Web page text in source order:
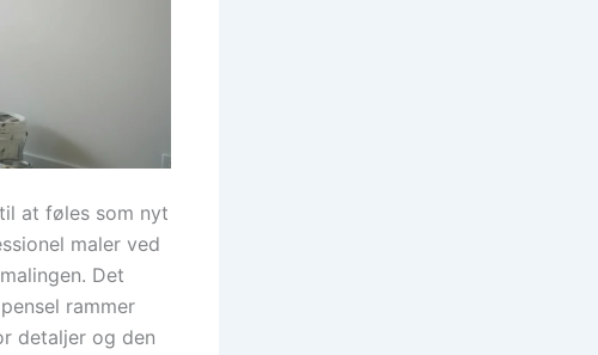
at føles som nyt
maler ved
Det
rammer
detaljer og den